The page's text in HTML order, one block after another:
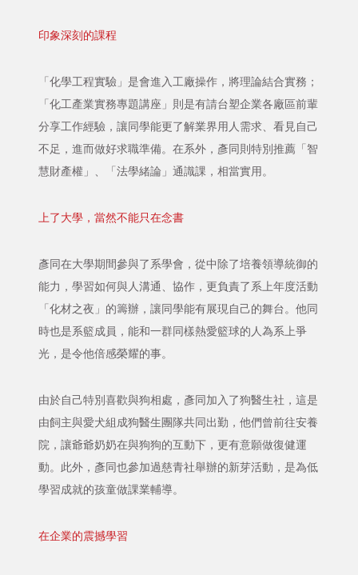
印象深刻的課程
「化學工程實驗」是會進入工廠操作，將理論結合實務；
「化工產業實務專題講座」則是有請台塑企業各廠區前輩
分享工作經驗，讓同學能更了解業界用人需求、看見自己
不足，進而做好求職準備。在系外，彥同則特別推薦「智
慧財產權」、「法學緒論」通識課，相當實用。
上了大學，當然不能只在念書
彥同在大學期間參與了系學會，從中除了培養領導統御的
能力，學習如何與人溝通、協作，更負責了系上年度活動
「化材之夜」的籌辦，讓同學能有展現自己的舞台。他同
時也是系籃成員，能和一群同樣熱愛籃球的人為系上爭
光，是令他倍感榮耀的事。
由於自己特別喜歡與狗相處，彥同加入了狗醫生社，這是
由飼主與愛犬組成狗醫生團隊共同出勤，他們曾前往安養
院，讓爺爺奶奶在與狗狗的互動下，更有意願做復健運
動。此外，彥同也參加過慈青社舉辦的新芽活動，是為低
學習成就的孩童做課業輔導。
在企業的震撼學習